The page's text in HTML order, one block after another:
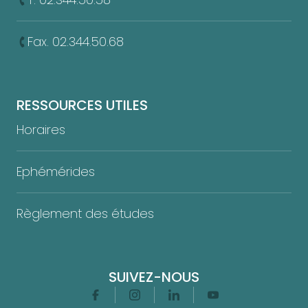
Fax. 02.344.50.68
RESSOURCES UTILES
Horaires
Ephémérides
Règlement des études
SUIVEZ-NOUS
FacebookInstagramLinkedinYoutube